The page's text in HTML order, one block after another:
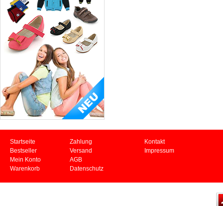
Startseite Zahlung
Kontakt
Bestseller
Versand
Impressum
Mein Konto
AGB
Warenkorb
Datenschutz